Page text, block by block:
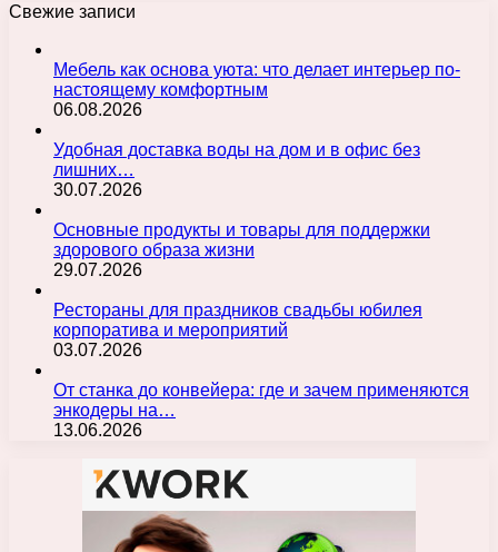
Свежие записи
Мебель как основа уюта: что делает интерьер по-
настоящему комфортным
06.08.2026
Удобная доставка воды на дом и в офис без
лишних…
30.07.2026
Основные продукты и товары для поддержки
здорового образа жизни
29.07.2026
Рестораны для праздников свадьбы юбилея
корпоратива и мероприятий
03.07.2026
От станка до конвейера: где и зачем применяются
энкодеры на…
13.06.2026